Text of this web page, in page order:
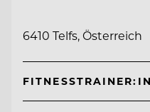
6410 Telfs, Österreich